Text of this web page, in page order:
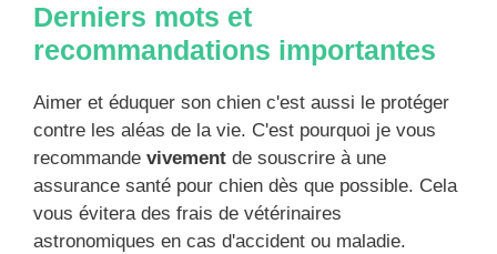
Derniers mots et
recommandations importantes
Aimer et éduquer son chien c'est aussi le protéger
contre les aléas de la vie. C'est pourquoi je vous
recommande vivement de souscrire à une
assurance santé pour chien dès que possible. Cela
vous évitera des frais de vétérinaires
astronomiques en cas d'accident ou maladie.